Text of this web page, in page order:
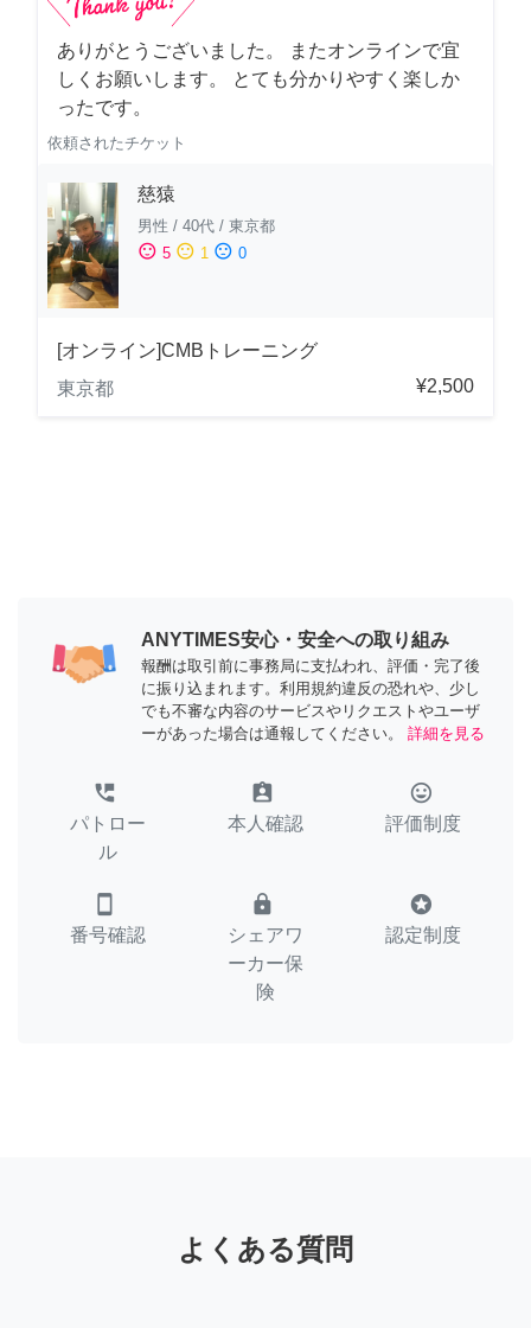
ありがとうございました。 またオンラインで宜
しくお願いします。 とても分かりやすく楽しか
ったです。
依頼されたチケット
慈猿
男性 / 40代 / 東京都
sentiment_satisfied 5 sentiment_neutral 1 sentiment_dissatisfied 0
[オンライン]CMBトレーニング
東京都
¥2,500
ANYTIMES安心・安全への取り組み
報酬は取引前に事務局に支払われ、評価・完了後
に振り込まれます。利用規約違反の恐れや、少し
でも不審な内容のサービスやリクエストやユーザ
ーがあった場合は通報してください。
詳細を見る
perm_phone_msg
パトロー
ル
assignment_ind
本人確認
tag_faces
評価制度
smartphone
番号確認
lock
シェアワ
ーカー保
険
stars
認定制度
よくある質問